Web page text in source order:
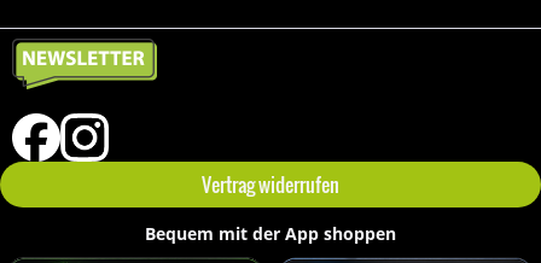
Vertrag widerrufen
Bequem mit der App shoppen